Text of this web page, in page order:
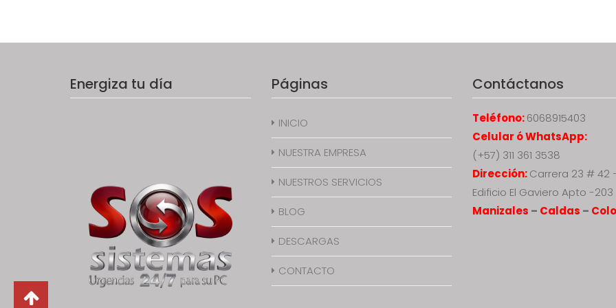
Energiza tu día Páginas
INICIO
NUESTRA EMPRESA
NUESTROS SERVICIOS
BLOG
DESCARGAS
CONTACTO
Contáctanos
Teléfono:6068915403
Celular ó WhatsApp:
(+57) 311 361 3538
Dirección:Carrera 23 # 42
Edificio El Gaviero Apto -203
Manizales – Caldas –